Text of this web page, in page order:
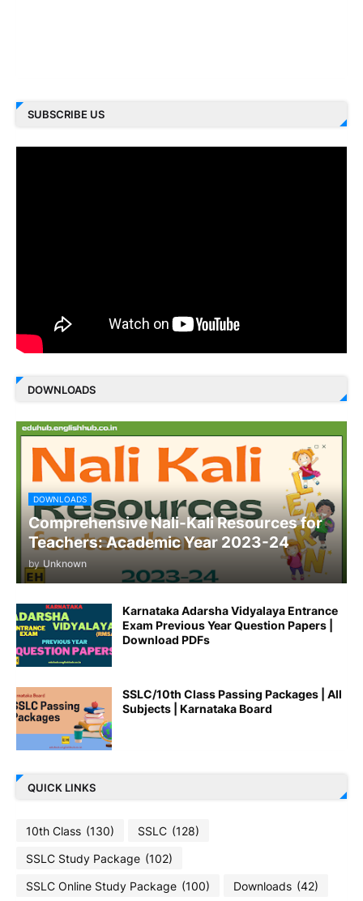
SUBSCRIBE US
DOWNLOADS
DOWNLOADS
Comprehensive Nali-Kali Resources for
Teachers: Academic Year 2023-24
by Unknown
Karnataka Adarsha Vidyalaya Entrance
Exam Previous Year Question Papers |
Download PDFs
SSLC/10th Class Passing Packages | All
Subjects | Karnataka Board
QUICK LINKS
10th Class (130) SSLC (128)
SSLC Study Package (102)
SSLC Online Study Package (100) Downloads (42)